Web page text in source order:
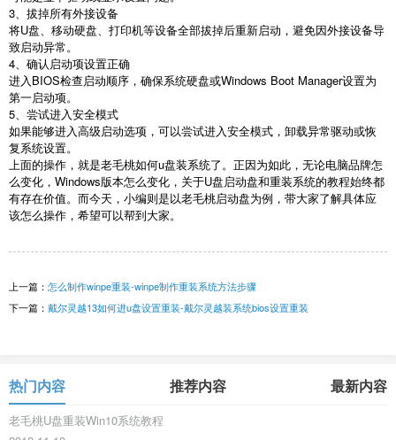
3 、拔掉所有外接设备
将U盘、移动硬盘、打印机等设备全部拔掉后重新启动，避免因外接设备导
致启动异常。
4 、确认启动项设置正确
进入 BIOS检查启动顺序，确保系统硬盘或Windows Boot Manager设置为
第一启动项。
5 、尝试进入安全模式
如果能够进入高级启动选项，可以尝试进入安全模式，卸载异常驱动或恢
复系统设置。
上面的操作，就是老毛桃如何u盘装系统了。正因为如此，无论电脑品牌怎
么变化， Windows版本怎么变化，关于U盘启动盘和重装系统的教程始终都
有存在价值。而今天，小编则是以老毛桃启动盘为例，带大家了解具体应
该怎么操作，希望可以帮到大家。
上一篇： 怎么制作winpe重装-winpe制作重装系统方法步骤
下一篇： 戴尔灵越13如何进u盘设置重装-戴尔灵越装系统bios设置重装
热门内容 推荐内容 最新内容
老毛桃U盘重装Win10系统教程